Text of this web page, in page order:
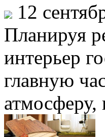
12
Планируя
интерьер
главную